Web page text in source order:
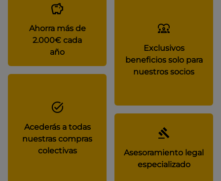
Ahorra más de
2.000€ cada
año
Exclusivos
beneficios solo para
nuestros socios
Acederás a todas
nuestras compras
colectivas
Asesoramiento legal
especializado